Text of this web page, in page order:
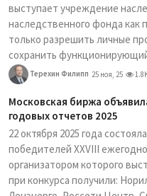
выступает учреждение
наследственного фонда как
только разрешить личные
сохранить
Терехин Филипп 25 ноя, 25
Московская биржа
годовых отчетов 2025
22 октября 2025 года
победителей XXVIII
организатором которого
при конкурса получили: